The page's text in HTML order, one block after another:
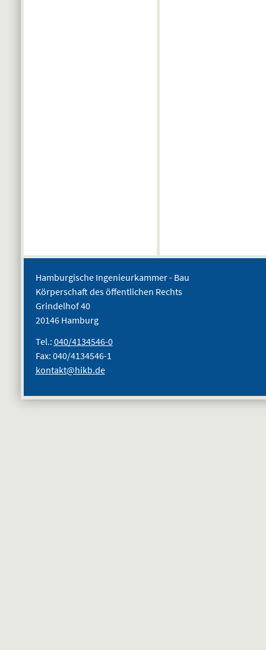
Hamburgische Ingenieurkammer - Bau
Körperschaft des öffentlichen Rechts
Grindelhof 40
20146 Hamburg
Tel.: 040/4134546-0
Fax: 040/4134546-1
kontakt@hikb.de